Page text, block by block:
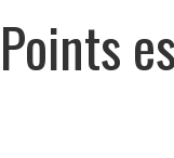
Points